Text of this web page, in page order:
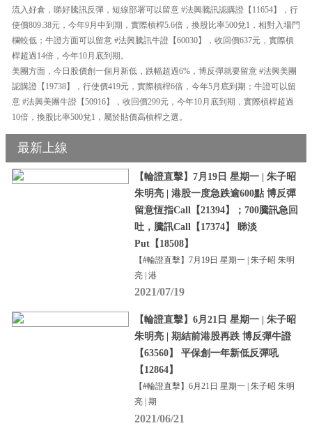
流入好倉，睇好騰訊反彈，短線部署可以留意 #法興騰訊認購證【11654】，行
使價809.38元，今年9月中到期，實際槓桿5.6倍，換股比率500兌1，相對入場門
欄較低；牛證方面可以留意 #法興騰訊牛證【60030】，收回價637元，實際槓
桿超過14倍，今年10月底到期。
美團方面，今日股價創一個月新低，跌幅超過6%，博反彈就要留意 #法興美團
認購證【19738】，行使價419元，實際槓桿6倍，今年5月底到期；牛證可以留
意 #法興美團牛證【50916】，收回價299元，今年10月底到期，實際槓桿超過
10倍，換股比率500兌1，屬於貼價高槓桿之選。
最新上線
【輪證直擊】7月19日 星期一 | 朱子昭
朱明亮 | 港股一度急跌逾600點 博反彈
留意恆指Call【21394】；700騰訊急回
吐，騰訊Call【17374】 睇淡
Put【18508】
【#輪證直擊】7月19日 星期一 | 朱子昭 朱明
亮 | 港
2021/07/19
【輪證直擊】6月21日 星期一 | 朱子昭
朱明亮 | 期結前港股再跌 博反彈牛證
【63560】 平保創一年新低反彈吼
【12864】
【#輪證直擊】6月21日 星期一 | 朱子昭 朱明
亮 | 期
2021/06/21